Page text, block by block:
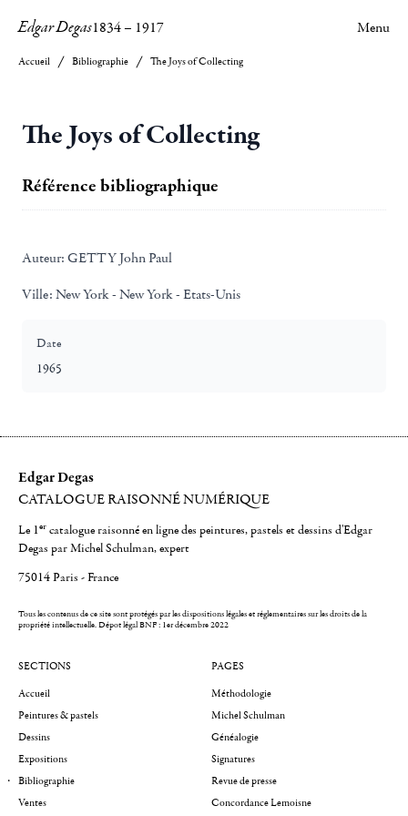
Edgar Degas1834– 1917 Menu
Accueil Bibliographie The Joys of Collecting
The Joys of Collecting
Référence bibliographique
Auteur: GETTY John Paul
Ville: New York - New York - Etats-Unis
Date
1965
Edgar Degas
CATALOGUE RAISONNÉ NUMÉRIQUE
Le 1er catalogue raisonné en ligne des peintures, pastels et dessins d'Edgar
Degas par Michel Schulman, expert
75014 Paris - France
Tous les contenus de ce site sont protégés par les dispositions légales et réglementaires sur les droits de la
propriété intellectuelle.Dépot légal BNF : 1er décembre 2022
SECTIONS
Accueil
Peintures & pastels
Dessins
Expositions
Bibliographie
Ventes
PAGES
Méthodologie
Michel Schulman
Généalogie
Signatures
Revue de presse
Concordance Lemoisne